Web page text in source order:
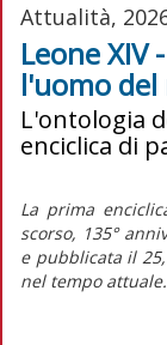
Attualità,
Leone
l'uomo
L'ontologia
enciclica di
La prima
scorso, 135°
e pubblicata il
nel tempo attuale.